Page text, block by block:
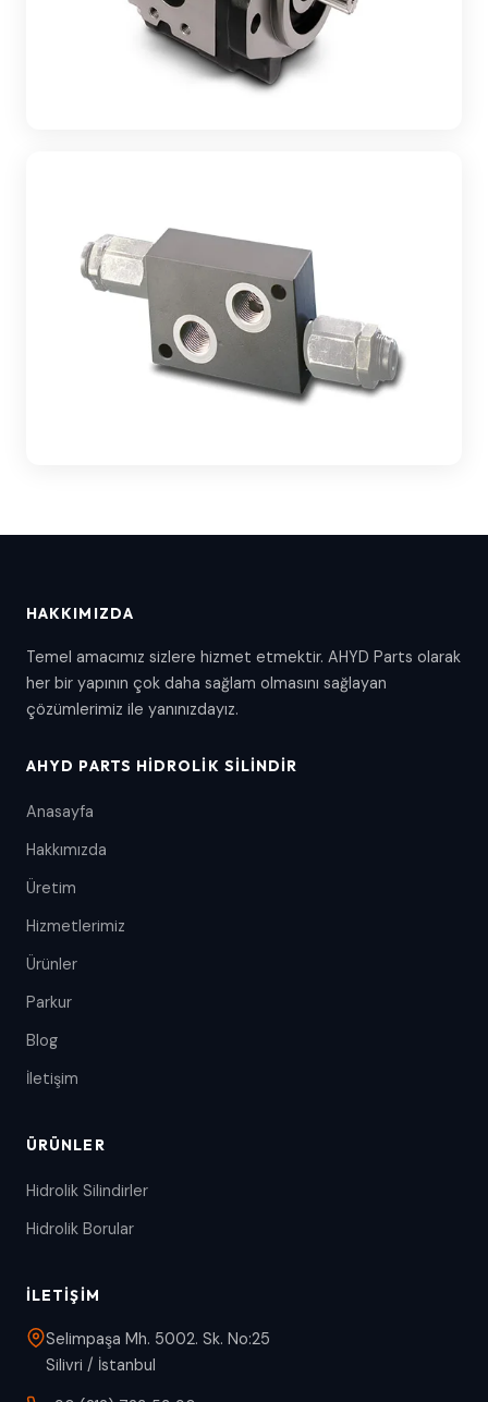
HAKKIMIZDA
Temel amacımız sizlere hizmet etmektir. AHYD Parts olarak
her bir yapının çok daha sağlam olmasını sağlayan
çözümlerimiz ile yanınızdayız.
AHYD PARTS HIDROLIK SILINDIR
Anasayfa
Hakkımızda
Üretim
Hizmetlerimiz
Ürünler
Parkur
Blog
İletişim
ÜRÜNLER
Hidrolik Silindirler
Hidrolik Borular
İLETIŞIM
Selimpaşa Mh. 5002. Sk. No:25
Silivri / İstanbul